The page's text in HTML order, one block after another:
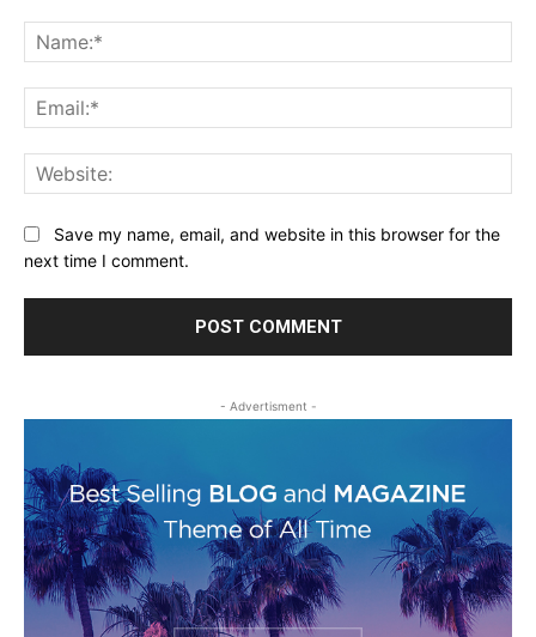
Save my name, email, and website in this browser for the
next time I comment.
- Advertisment -